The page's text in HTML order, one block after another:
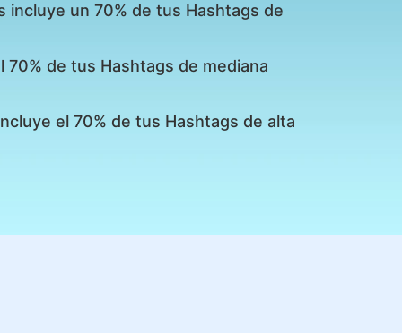
incluye un 70% de tus Hashtags de
de tus Hashtags de mediana
el 70% de tus Hashtags de alta